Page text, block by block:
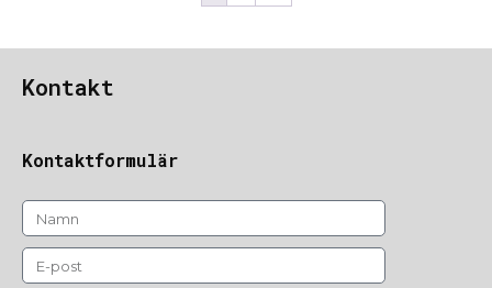
Kontakt
Kontaktformulär